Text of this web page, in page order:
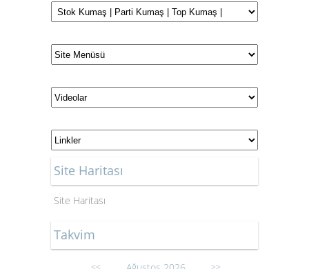
Site Haritası
Site Haritası
Takvim